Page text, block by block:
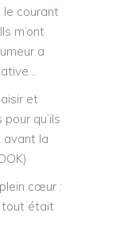
courant
m’ont
a
et
qu’ils
avant la
cœur :
tout était